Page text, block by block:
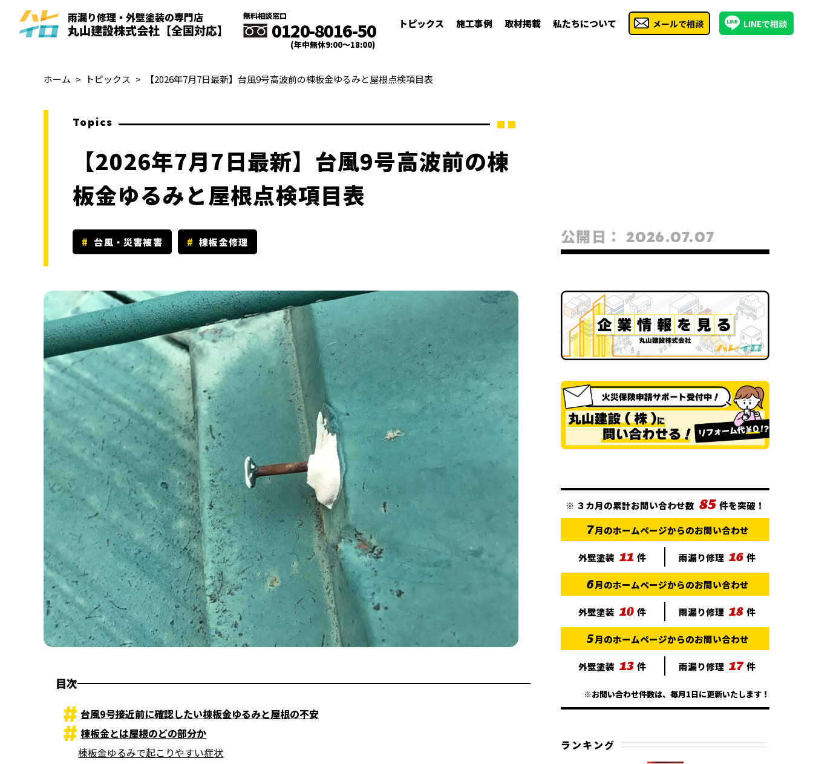
雨漏り修理・外壁塗装の専門店
丸山建設株式会社 【全国対応】
無料相談窓口
0120-8016-50
(年中無休9:00～18:00)
トピックス 施工事例 取材掲載 私たちについて メールで相談 LINEで相談
ホーム トピックス 【2026年7月7日最新】台風9号高波前の棟板金ゆるみと屋根点検項目表
Topics
【2026年7月7日最新】台風9号高波前の棟
板金ゆるみと屋根点検項目表
台風・災害被害 棟板金修理 公開日：2026.07.07
目次
台風9号接近前に確認したい棟板金ゆるみと屋根の不安
棟板金とは屋根のどの部分か
棟板金ゆるみで起こりやすい症状
※ ３カ月の累計お問い合わせ数 85 件を突破！
7月のホームページからのお問い合わせ
外壁塗装 11 件 雨漏り修理 16 件
6月のホームページからのお問い合わせ
外壁塗装 10 件 雨漏り修理 18 件
5月のホームページからのお問い合わせ
外壁塗装 13 件 雨漏り修理 17 件
※お問い合わせ件数は、毎月1日に更新いたします！
ランキング